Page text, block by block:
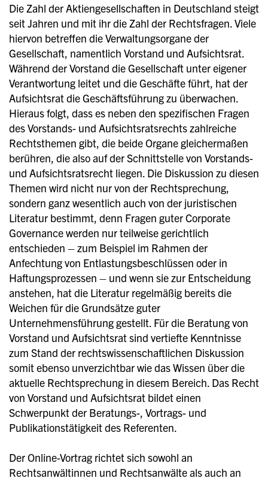
Die Zahl der Aktiengesellschaften in Deutschland steigt
seit Jahren und mit ihr die Zahl der Rechtsfragen. Viele
hiervon betreffen die Verwaltungsorgane der
Gesellschaft, namentlich Vorstand und Aufsichtsrat.
Während der Vorstand die Gesellschaft unter eigener
Verantwortung leitet und die Geschäfte führt, hat der
Aufsichtsrat die Geschäftsführung zu überwachen.
Hieraus folgt, dass es neben den spezifischen Fragen
des Vorstands- und Aufsichtsratsrechts zahlreiche
Rechtsthemen gibt, die beide Organe gleichermaßen
berühren, die also auf der Schnittstelle von Vorstands-
und Aufsichtsratsrecht liegen. Die Diskussion zu diesen
Themen wird nicht nur von der Rechtsprechung,
sondern ganz wesentlich auch von der juristischen
Literatur bestimmt, denn Fragen guter Corporate
Governance werden nur teilweise gerichtlich
entschieden – zum Beispiel im Rahmen der
Anfechtung von Entlastungsbeschlüssen oder in
Haftungsprozessen – und wenn sie zur Entscheidung
anstehen, hat die Literatur regelmäßig bereits die
Weichen für die Grundsätze guter
Unternehmensführung gestellt. Für die Beratung von
Vorstand und Aufsichtsrat sind vertiefte Kenntnisse
zum Stand der rechtswissenschaftlichen Diskussion
somit ebenso unverzichtbar wie das Wissen über die
aktuelle Rechtsprechung in diesem Bereich. Das Recht
von Vorstand und Aufsichtsrat bildet einen
Schwerpunkt der Beratungs-, Vortrags- und
Publikationstätigkeit des Referenten.
Der Online-Vortrag richtet sich sowohl an
Rechtsanwältinnen und Rechtsanwälte als auch an